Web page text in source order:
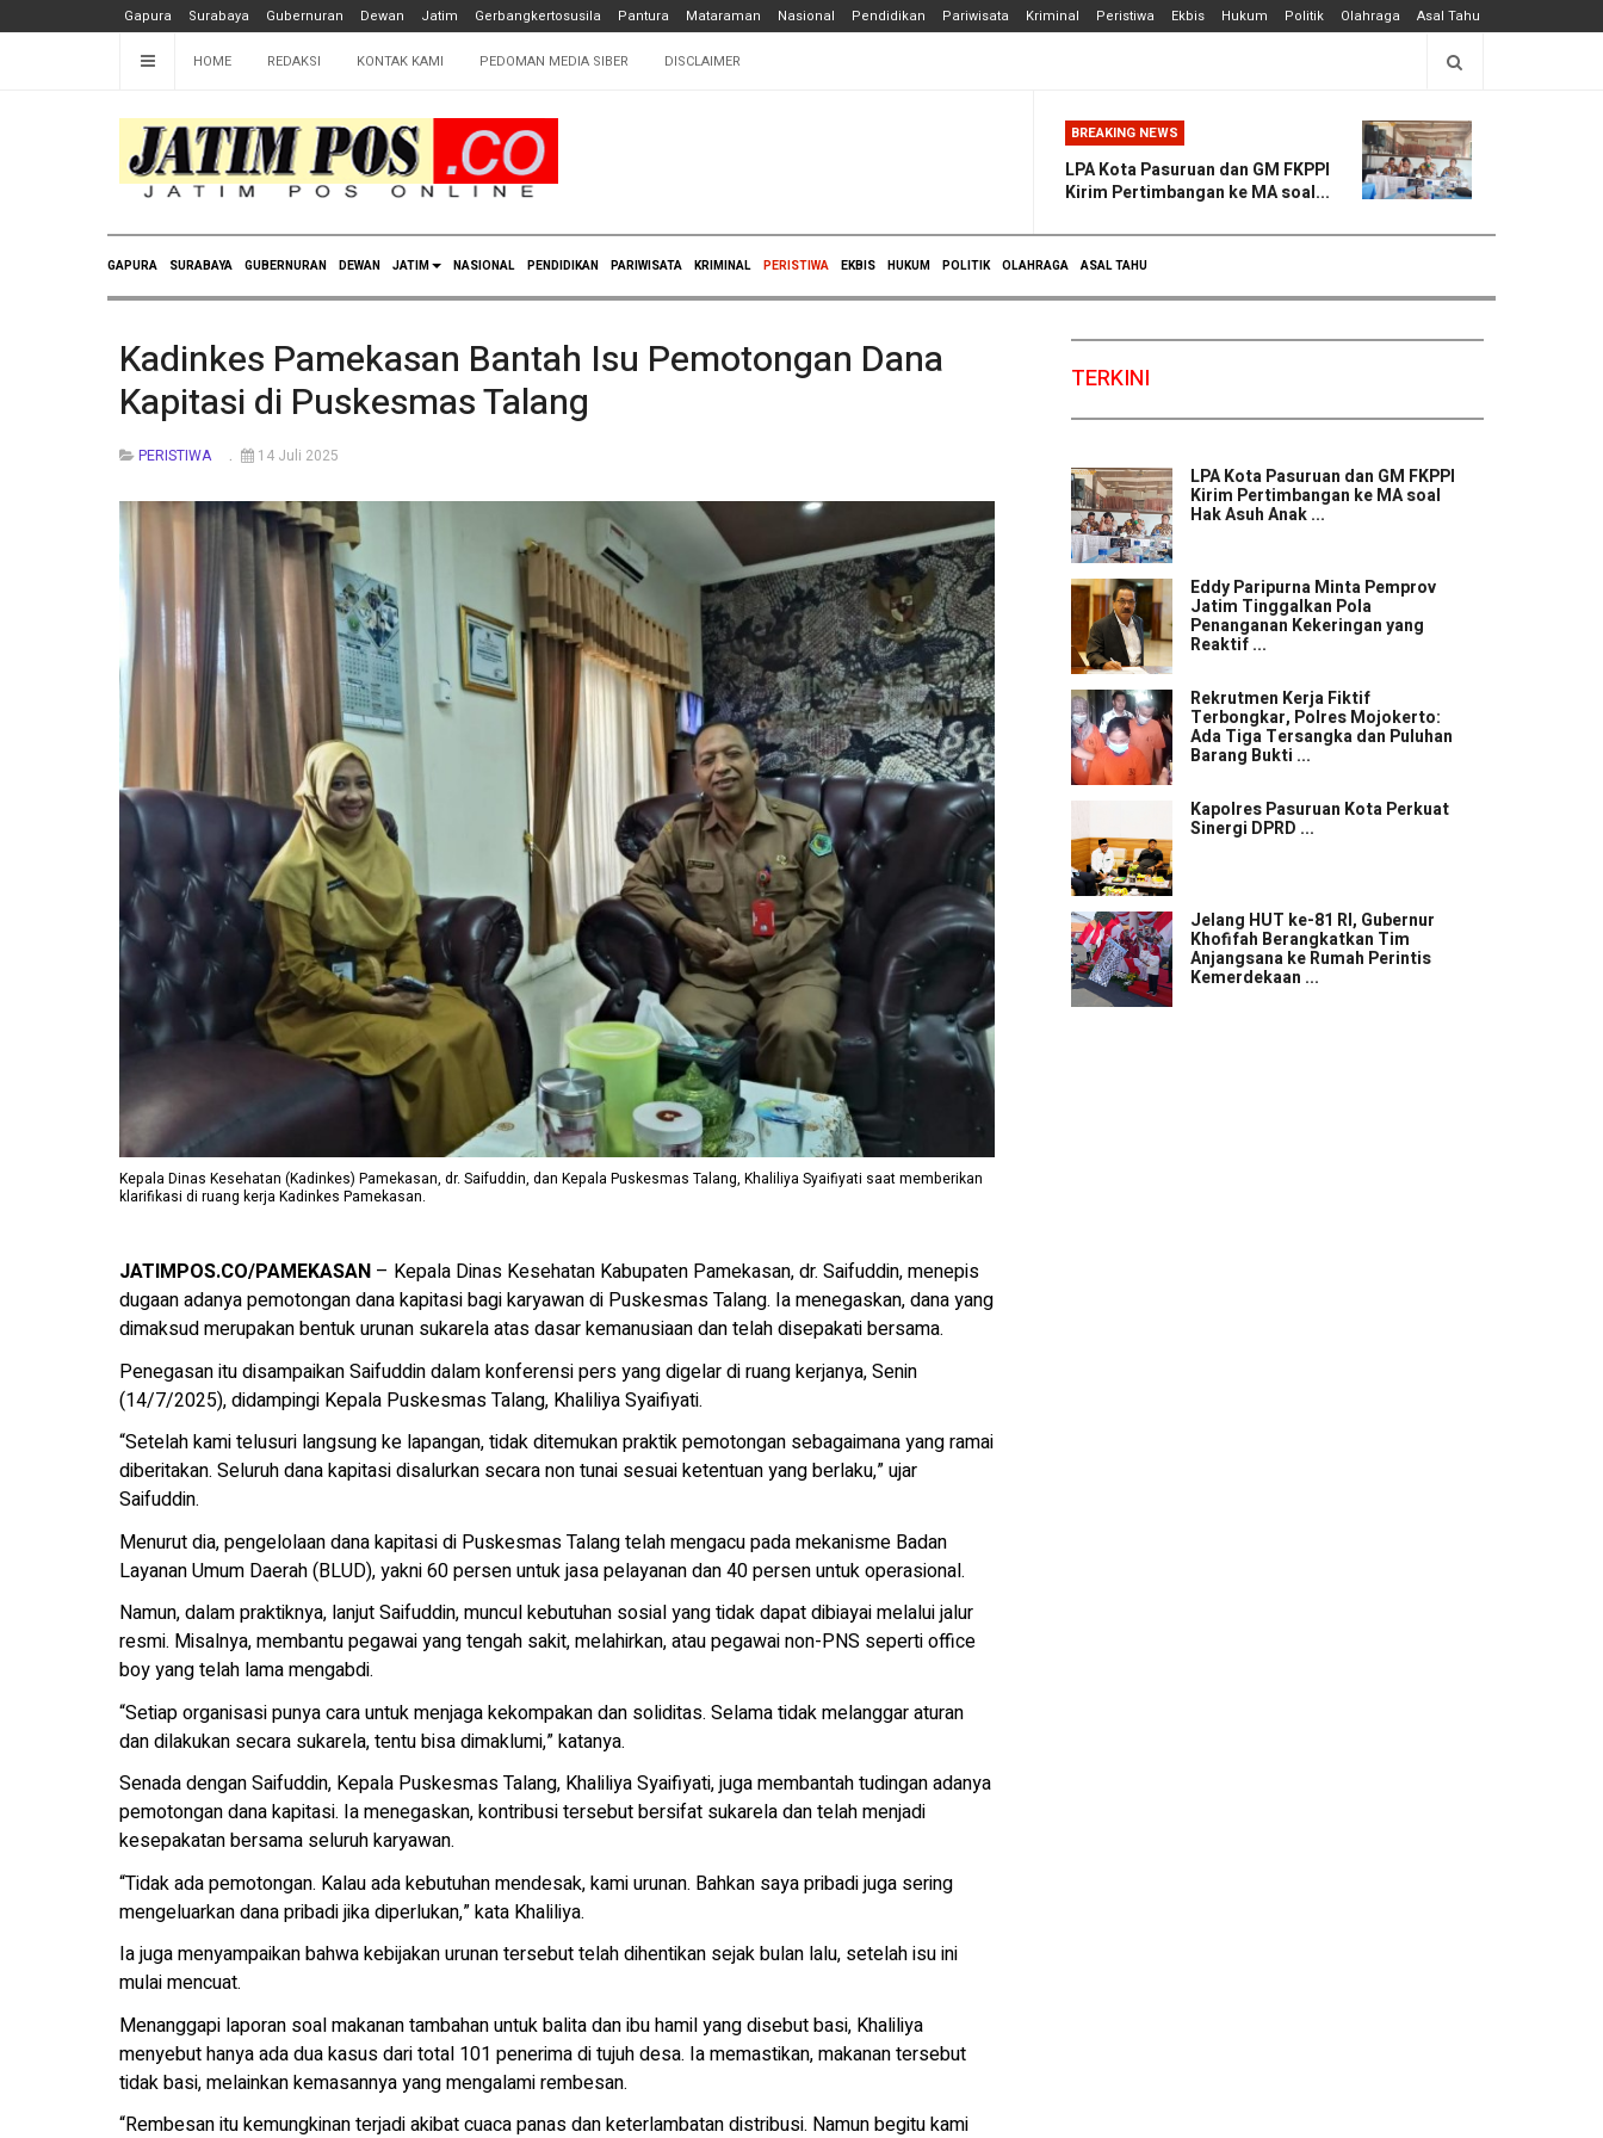
Gapura Surabaya Gubernuran Dewan Jatim Gerbangkertosusila Pantura Mataraman Nasional Pendidikan Pariwisata Kriminal Peristiwa Ekbis Hukum Politik Olahraga Asal Tahu
HOME REDAKSI KONTAK KAMI PEDOMAN MEDIA SIBER DISCLAIMER
BREAKING NEWS
LPA Kota Pasuruan dan GM FKPPI
Kirim Pertimbangan ke MA soal...
GAPURA SURABAYA GUBERNURAN DEWAN JATIM NASIONAL PENDIDIKAN PARIWISATA KRIMINAL PERISTIWA EKBIS HUKUM POLITIK OLAHRAGA ASAL TAHU
Kadinkes Pamekasan Bantah Isu Pemotongan Dana
Kapitasi di Puskesmas Talang
PERISTIWA 14 Juli 2025
Kepala Dinas Kesehatan (Kadinkes) Pamekasan, dr. Saifuddin, dan Kepala Puskesmas Talang, Khaliliya Syaifiyati saat memberikan
klarifikasi di ruang kerja Kadinkes Pamekasan.
JATIMPOS.CO/PAMEKASAN – Kepala Dinas Kesehatan Kabupaten Pamekasan, dr. Saifuddin, menepis
dugaan adanya pemotongan dana kapitasi bagi karyawan di Puskesmas Talang. Ia menegaskan, dana yang
dimaksud merupakan bentuk urunan sukarela atas dasar kemanusiaan dan telah disepakati bersama.
Penegasan itu disampaikan Saifuddin dalam konferensi pers yang digelar di ruang kerjanya, Senin
(14/7/2025), didampingi Kepala Puskesmas Talang, Khaliliya Syaifiyati.
“Setelah kami telusuri langsung ke lapangan, tidak ditemukan praktik pemotongan sebagaimana yang ramai
diberitakan. Seluruh dana kapitasi disalurkan secara non tunai sesuai ketentuan yang berlaku,” ujar
Saifuddin.
Menurut dia, pengelolaan dana kapitasi di Puskesmas Talang telah mengacu pada mekanisme Badan
Layanan Umum Daerah (BLUD), yakni 60 persen untuk jasa pelayanan dan 40 persen untuk operasional.
Namun, dalam praktiknya, lanjut Saifuddin, muncul kebutuhan sosial yang tidak dapat dibiayai melalui jalur
resmi. Misalnya, membantu pegawai yang tengah sakit, melahirkan, atau pegawai non-PNS seperti office
boy yang telah lama mengabdi.
“Setiap organisasi punya cara untuk menjaga kekompakan dan soliditas. Selama tidak melanggar aturan
dan dilakukan secara sukarela, tentu bisa dimaklumi,” katanya.
Senada dengan Saifuddin, Kepala Puskesmas Talang, Khaliliya Syaifiyati, juga membantah tudingan adanya
pemotongan dana kapitasi. Ia menegaskan, kontribusi tersebut bersifat sukarela dan telah menjadi
kesepakatan bersama seluruh karyawan.
“Tidak ada pemotongan. Kalau ada kebutuhan mendesak, kami urunan. Bahkan saya pribadi juga sering
mengeluarkan dana pribadi jika diperlukan,” kata Khaliliya.
Ia juga menyampaikan bahwa kebijakan urunan tersebut telah dihentikan sejak bulan lalu, setelah isu ini
mulai mencuat.
Menanggapi laporan soal makanan tambahan untuk balita dan ibu hamil yang disebut basi, Khaliliya
menyebut hanya ada dua kasus dari total 101 penerima di tujuh desa. Ia memastikan, makanan tersebut
tidak basi, melainkan kemasannya yang mengalami rembesan.
“Rembesan itu kemungkinan terjadi akibat cuaca panas dan keterlambatan distribusi. Namun begitu kami
TERKINI
LPA Kota Pasuruan dan GM FKPPI
Kirim Pertimbangan ke MA soal
Hak Asuh Anak ...
Eddy Paripurna Minta Pemprov
Jatim Tinggalkan Pola
Penanganan Kekeringan yang
Reaktif ...
Rekrutmen Kerja Fiktif
Terbongkar, Polres Mojokerto:
Ada Tiga Tersangka dan Puluhan
Barang Bukti ...
Kapolres Pasuruan Kota Perkuat
Sinergi DPRD ...
Jelang HUT ke-81 RI, Gubernur
Khofifah Berangkatkan Tim
Anjangsana ke Rumah Perintis
Kemerdekaan ...